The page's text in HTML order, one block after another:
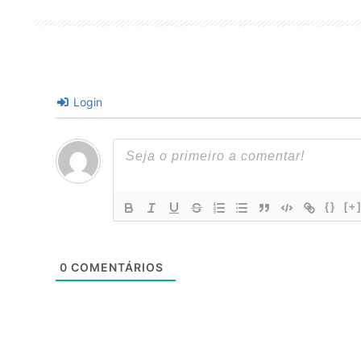
Login
{} [+]
0 COMENTÁRIOS